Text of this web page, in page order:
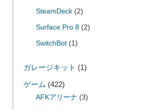
SteamDeck(2)
Surface Pro 8(2)
SwitchBot(1)
ガレージキット (1)
ゲーム (422)
AFKアリーナ (3)